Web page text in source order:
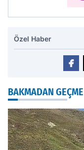
Özel Haber
BAKMADAN GEÇME